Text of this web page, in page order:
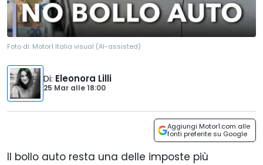
Foto di: Motor1 Italia visual (AI-assisted)
Di: Eleonora Lilli
25 Mar alle18:00
Aggiungi Motor1.com alle
fonti preferite su Google
Il bollo auto resta una delle imposte più